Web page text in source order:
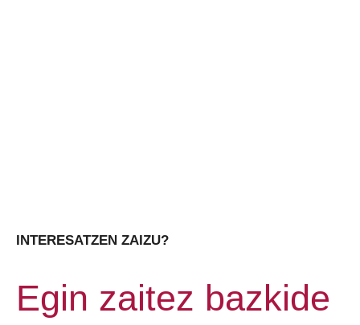
INTERESATZEN ZAIZU?
Egin zaitez bazkide